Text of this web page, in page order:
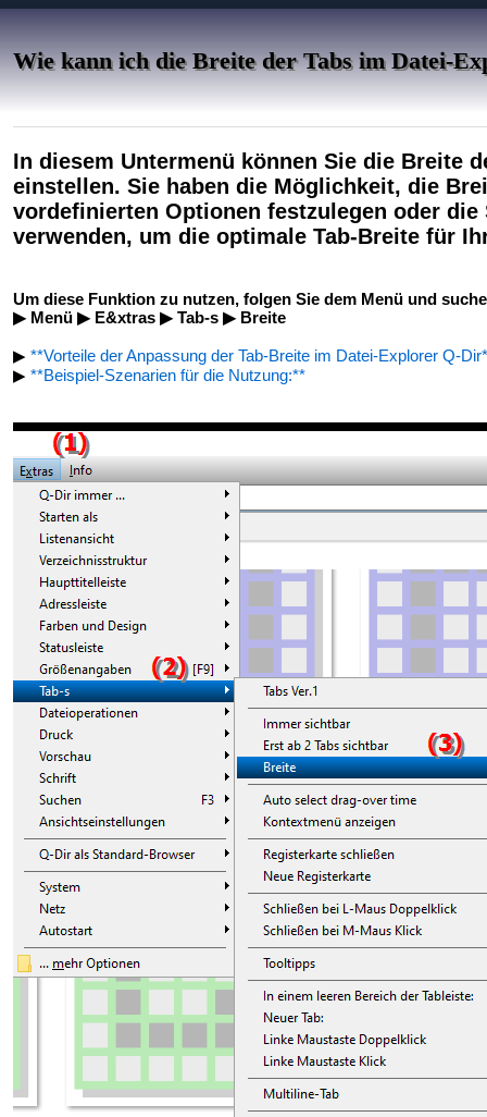
Wie kann ich die Breite der Tabs im Datei-
In diesem Untermenü können Sie die Breite
einstellen. Sie haben die Möglichkeit, die
vordefinierten Optionen festzulegen oder
verwenden, um die optimale Tab-Breite für
Um diese Funktion zu nutzen, folgen Sie dem Menü und
▶ Menü ▶ E&xtras ▶ Tab-s ▶ Breite
▶ **Vorteile der Anpassung der Tab-Breite im Datei-Explorer Q-
▶ **Beispiel-Szenarien für die Nutzung:**